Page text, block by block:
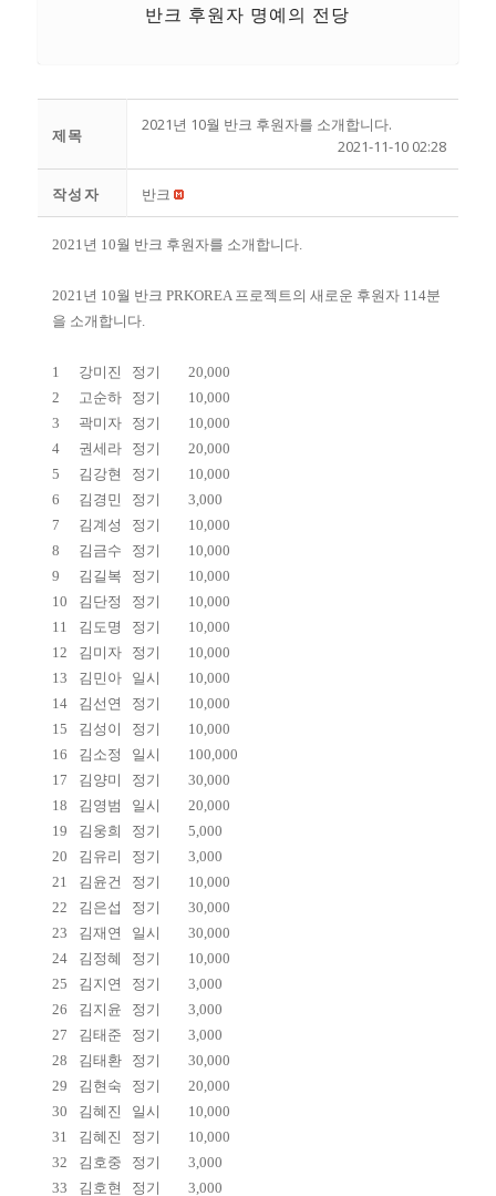
반크 후원자 명예의 전당
제목
2021년 10월 반크 후원자를 소개합니다.
2021-11-10 02:28
작성자 반크
2021년 10월 반크 후원자를 소개합니다.
2021년 10월 반크 PRKOREA 프로젝트의 새로운 후원자 114분
을 소개합니다.
1 강미진 정기
20,000
2
고순하 정기
10,000
3
곽미자 정기
10,000
4
권세라 정기
20,000
5
김강현 정기
10,000
6
김경민 정기
3,000
7
김계성 정기
10,000
8
김금수 정기
10,000
9
김길복 정기
10,000
10
김단정 정기
10,000
11
김도명 정기
10,000
12
김미자 정기
10,000
13
김민아 일시
10,000
14
김선연 정기
10,000
15
김성이 정기
10,000
16
김소정 일시
100,000
17
김양미 정기
30,000
18
김영범 일시
20,000
19
김웅희 정기
5,000
20
김유리 정기
3,000
21
김윤건 정기
10,000
22
김은섭 정기
30,000
23
김재연 일시
30,000
24
김정혜 정기
10,000
25
김지연 정기
3,000
26
김지윤 정기
3,000
27
김태준 정기
3,000
28
김태환 정기
30,000
29
김현숙 정기
20,000
30
김혜진 일시
10,000
31
김혜진 정기
10,000
32
김호중 정기
3,000
33
김호현 정기 3,000